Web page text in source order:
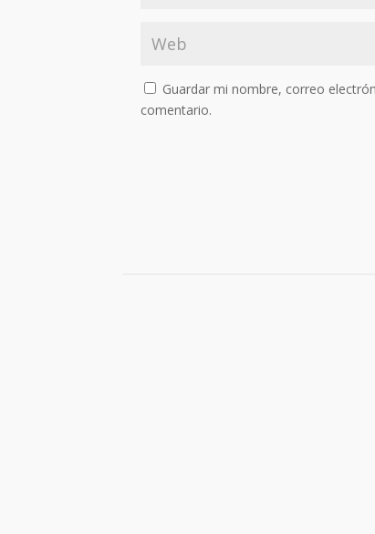
Guardar mi nombre, correo
comentario.